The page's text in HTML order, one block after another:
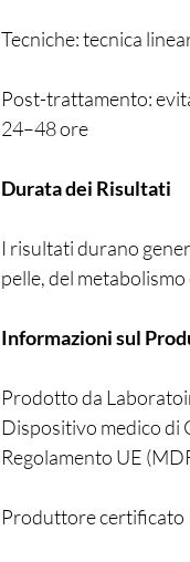
Tecniche: tecnica
Post-trattamento:
24–48 ore
Durata dei Risultati
I risultati durano
pelle, del
Informazioni sul
Prodotto da
Dispositivo medico di
Regolamento UE
Produttore certificato